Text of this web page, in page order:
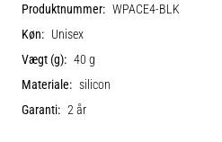
Produktnummer: WPACE4-BLK
Køn: Unisex
Vægt (g): 40 g
Materiale: silicon
Garanti: 2 år